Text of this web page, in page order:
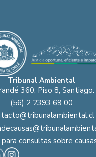
Tribunal Ambiental
360, Piso 8, Santiago.
(56) 2 2393 69 00
consultas sobre